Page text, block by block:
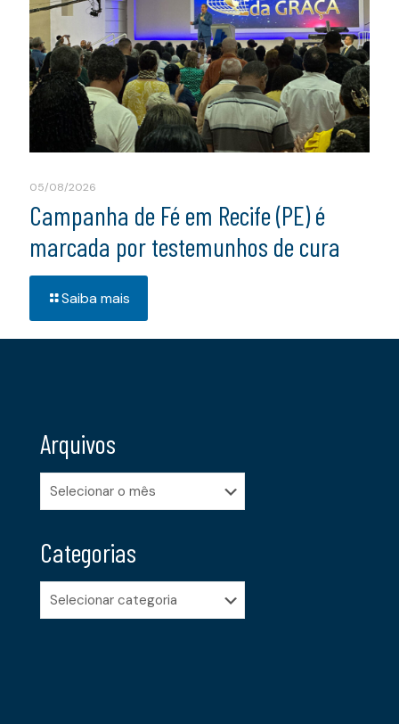
05/08/2026
Campanha de Fé em Recife (PE) é
marcada por testemunhos de cura
Saiba mais
Arquivos
Arquivos
Categorias
Categorias